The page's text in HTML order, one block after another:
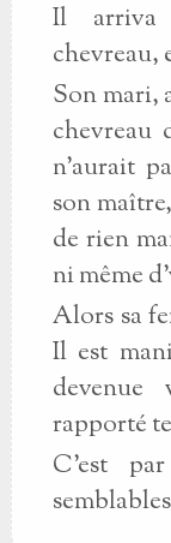
Il arriva
chevreau,
Son mari,
chevreau
n'aurait
son
de rien
ni même
Alors sa
Il est
rapporté
C'est